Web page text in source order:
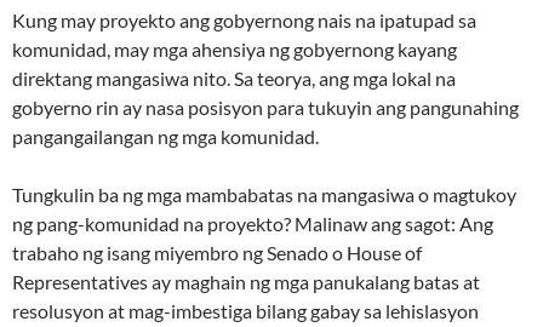
Kung may proyekto ang gobyernong nais na ipatupad sa
komunidad, may mga ahensiya ng gobyernong kayang
direktang mangasiwa nito. Sa teorya, ang mga lokal na
gobyerno rin ay nasa posisyon para tukuyin ang pangunahing
pangangailangan ng mga komunidad.
Tungkulin ba ng mga mambabatas na mangasiwa o magtukoy
ng pang-komunidad na proyekto? Malinaw ang sagot: Ang
trabaho ng isang miyembro ng Senado o House of
Representatives ay maghain ng mga panukalang batas at
resolusyon at mag-imbestiga bilang gabay sa lehislasyon